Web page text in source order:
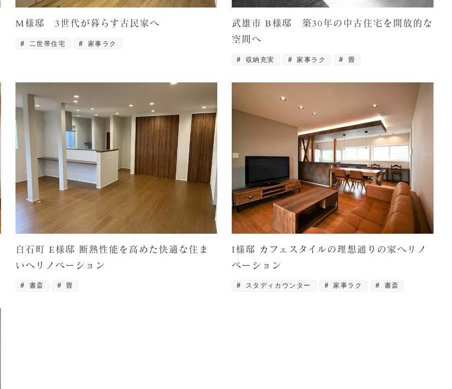
M様邸 3世代が暮らす古民家へ
二世帯住宅 家事ラク
武雄市 B様邸 築30年の中古住宅を開放的な
空間へ
収納充実 家事ラク 畳
白石町 E様邸 断熱性能を高めた快適な住ま
いへリノベーション
書斎 畳
I様邸 カフェスタイルの理想通りの家へリノ
ベーション
スタディカウンター 家事ラク 書斎